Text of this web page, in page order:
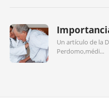
Un artículo de la
Perdomo,médi...